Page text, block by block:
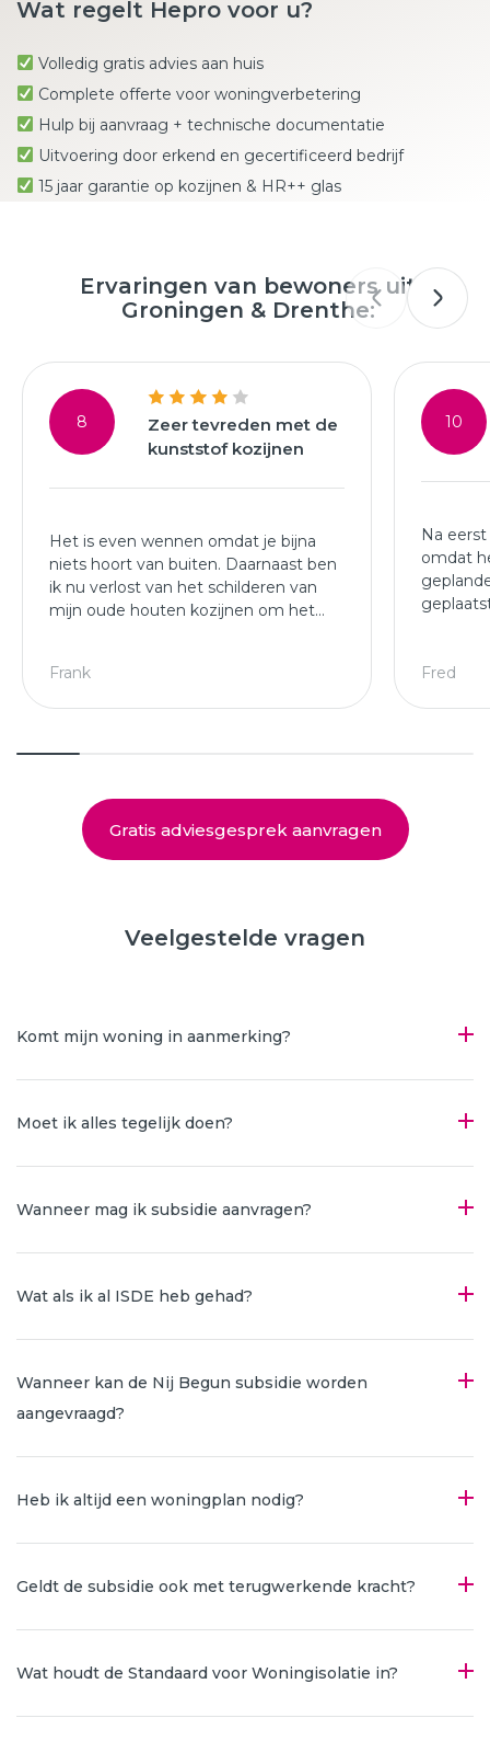
Wat regelt Hepro voor u?
Volledig gratis advies aan huis
Complete offerte voor woningverbetering
Hulp bij aanvraag + technische documentatie
Uitvoering door erkend en gecertificeerd bedrijf
15 jaar garantie op kozijnen & HR++ glas
Ervaringen van bewoners uit
Groningen & Drenthe:
8
Zeer tevreden met de
kunststof kozijnen
Het is even wennen omdat je bijna
niets hoort van buiten. Daarnaast ben
ik nu verlost van het schilderen van
mijn oude houten kozijnen om het
deuren hebben geplaatst.
Frank
10
Na
omdat
Fred
Gratis adviesgesprek aanvragen
Veelgestelde vragen
Komt mijn woning in aanmerking?
Moet ik alles tegelijk doen?
Wanneer mag ik subsidie aanvragen?
Wat als ik al ISDE heb gehad?
Wanneer kan de Nij Begun subsidie worden
aangevraagd?
Heb ik altijd een woningplan nodig?
Geldt de subsidie ook met terugwerkende kracht?
Wat houdt de Standaard voor Woningisolatie in?